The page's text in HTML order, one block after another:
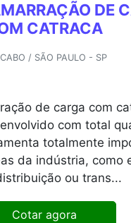
DE
CATRACA
/ SÃO PAULO - SP
de carga com
com total
totalmente
da indústria, como
ou trans...
Cotar agora